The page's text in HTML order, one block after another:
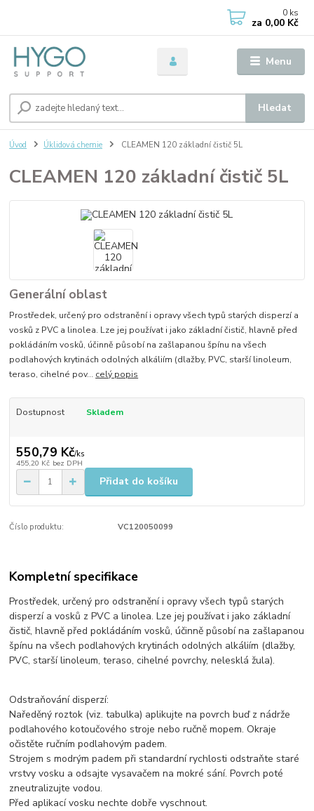
Menu
Hledat
0 ks
za 0,00 Kč
Úvod Úklidová chemie CLEAMEN 120 základní čistič 5L
CLEAMEN 120 základní čistič 5L
Generální oblast
Prostředek, určený pro odstranění i opravy všech typů starých disperzí a
vosků z PVC a linolea. Lze jej používat i jako základní čistič, hlavně před
pokládáním vosků, účinně působí na zašlapanou špínu na všech
podlahových krytinách odolných alkáliím (dlažby, PVC, starší linoleum,
teraso, cihelné pov... celý popis
Dostupnost Skladem
550,79 Kč/ks
455,20 Kč bez DPH
Přidat do košíku
Číslo produktu: VC120050099
Kompletní specifikace
Prostředek, určený pro odstranění i opravy všech typů starých
disperzí a vosků z PVC a linolea. Lze jej používat i jako základní
čistič, hlavně před pokládáním vosků, účinně působí na zašlapanou
špínu na všech podlahových krytinách odolných alkáliím (dlažby,
PVC, starší linoleum, teraso, cihelné povrchy, nelesklá žula).
Odstraňování disperzí:
Naředěný roztok (viz. tabulka) aplikujte na povrch buď z nádrže
podlahového kotoučového stroje nebo ručně mopem. Okraje
očistěte ručním podlahovým padem.
Strojem s modrým padem při standardní rychlosti odstraňte staré
vrstvy vosku a odsajte vysavačem na mokré sání. Povrch poté
zneutralizujte vodou.
Před aplikací vosku nechte dobře vyschnout.